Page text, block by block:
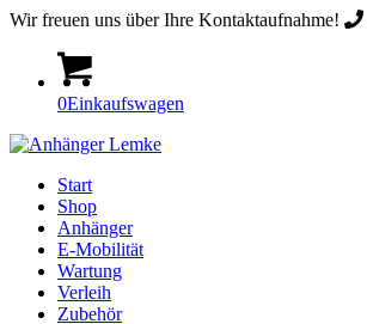
Wir freuen uns über Ihre Kontaktaufnahme!
0Einkaufswagen
Start
Shop
Anhänger
E-Mobilität
Wartung
Verleih
Zubehör